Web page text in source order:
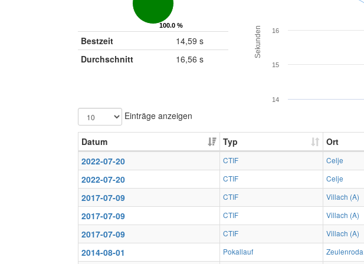
100.0 %
Gültig
100.0 %
Gültig
Bestzeit
14,59 s
Durchschnitt
16,56 s
Sekunden
14
15
16
Einträge anzeigen
Datum Typ Ort
2022-07-20
CTIF Celje
2022-07-20
CTIF Celje
2017-07-09
CTIF Villach (A)
2017-07-09
CTIF Villach (A)
2017-07-09
CTIF Villach (A)
2014-08-01
Pokallauf Zeulenroda